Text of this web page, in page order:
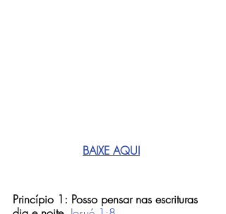
BAIXE AQUI
Princípio 1: Posso pensar nas escrituras